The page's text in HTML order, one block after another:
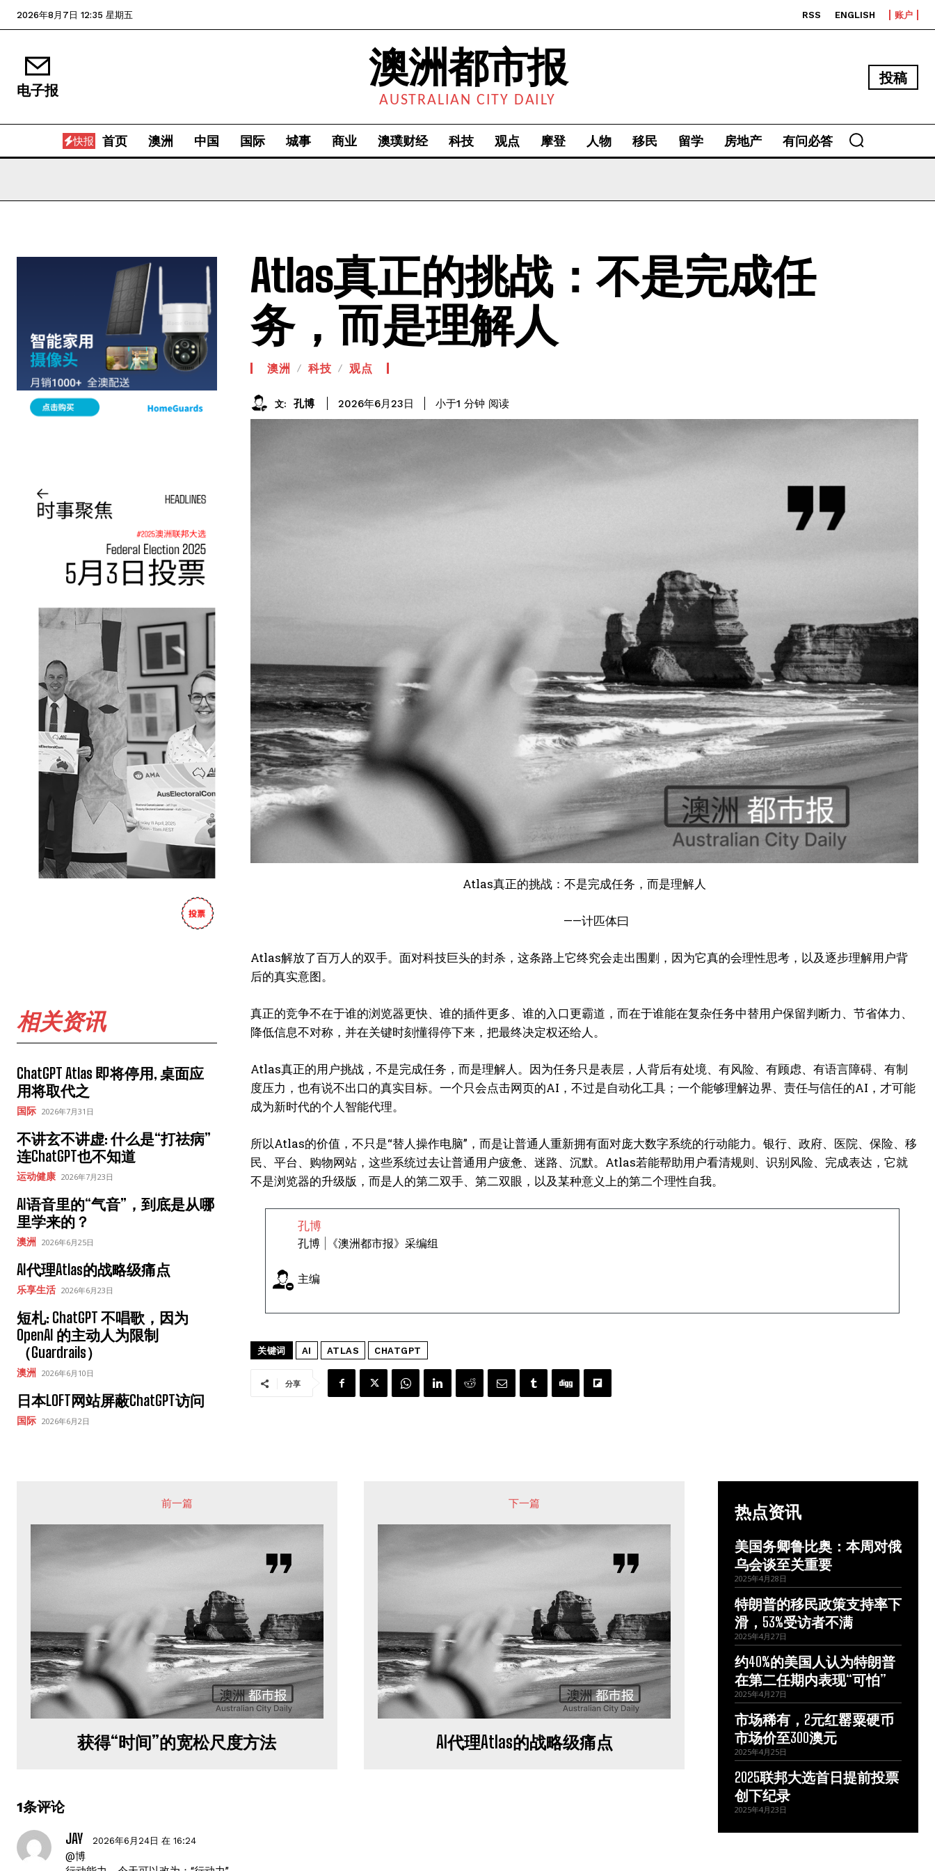
孔博
主编
2026年8月7日 12:35 星期五 RSS ENGLISH 账户
电子报 澳洲都市报
AUSTRALIAN CITY DAILY
投稿
快报 首页 澳洲 中国 国际 城事 商业 澳璞财经 科技 观点 摩登 人物 移民 留学 房地产 有问必答
相关资讯
ChatGPT Atlas 即将停用, 桌面应
用将取代之
国际 2026年7月31日
不讲玄不讲虚: 什么是“打祛病”
连ChatGPT也不知道
运动健康 2026年7月23日
AI语音里的“气音”，到底是从哪
里学来的？
澳洲 2026年6月25日
AI代理Atlas的战略级痛点
乐享生活 2026年6月23日
短札: ChatGPT 不唱歌，因为
OpenAI 的主动人为限制
（Guardrails）
澳洲 2026年6月10日
日本LOFT网站屏蔽ChatGPT访问
国际 2026年6月2日
Atlas真正的挑战：不是完成任
务，而是理解人
澳洲 科技 观点
文: 孔博 2026年6月23日 小于1 分钟 阅读
Atlas真正的挑战：不是完成任务，而是理解人
——计匹体曰
Atlas解放了百万人的双手。面对科技巨头的封杀，这条路上它终究会走出围剿，因为它真的会理性思考，以及逐步理解用户背
后的真实意图。
真正的竞争不在于谁的浏览器更快、谁的插件更多、谁的入口更霸道，而在于谁能在复杂任务中替用户保留判断力、节省体力、
降低信息不对称，并在关键时刻懂得停下来，把最终决定权还给人。
Atlas真正的用户挑战，不是完成任务，而是理解人。因为任务只是表层，人背后有处境、有风险、有顾虑、有语言障碍、有制
度压力，也有说不出口的真实目标。一个只会点击网页的AI，不过是自动化工具；一个能够理解边界、责任与信任的AI，才可能
成为新时代的个人智能代理。
所以Atlas的价值，不只是“替人操作电脑”，而是让普通人重新拥有面对庞大数字系统的行动能力。银行、政府、医院、保险、移
民、平台、购物网站，这些系统过去让普通用户疲惫、迷路、沉默。Atlas若能帮助用户看清规则、识别风险、完成表达，它就
不是浏览器的升级版，而是人的第二双手、第二双眼，以及某种意义上的第二个理性自我。
孔博
孔博 |《澳洲都市报》采编组
主编
关键词 AI ATLAS CHATGPT
分享
前一篇
获得“时间”的宽松尺度方法
下一篇
AI代理Atlas的战略级痛点
1条评论
JAY
2026年6月24日 在 16:24
@博
热点资讯
美国务卿鲁比奥：本周对俄
乌会谈至关重要
2025年4月28日
特朗普的移民政策支持率下
滑，53%受访者不满
2025年4月27日
约40%的美国人认为特朗普
在第二任期内表现“可怕”
2025年4月27日
市场稀有，2元红罂粟硬币
市场价至300澳元
2025年4月25日
2025联邦大选首日提前投票
创下纪录
2025年4月23日